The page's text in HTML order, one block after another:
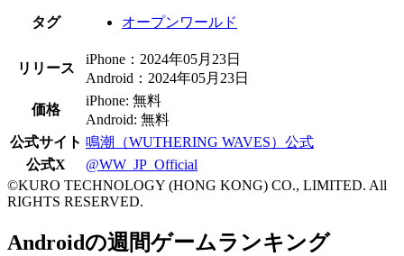
タグ オープンワールド
リリース
iPhone：2024年05月23日
Android：2024年05月23日
価格
iPhone: 無料
Android: 無料
公式サイト 鳴潮（WUTHERING WAVES）公式
公式X
@WW_JP_Official
©KURO TECHNOLOGY (HONG KONG) CO., LIMITED. All
RIGHTS RESERVED.
Androidの週間ゲームランキング